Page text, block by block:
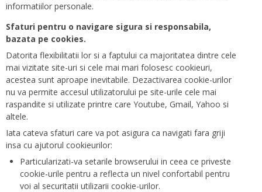
informatiilor personale.
Sfaturi pentru o navigare sigura si responsabila,
bazata pe cookies.
Datorita flexibilitatii lor si a faptului ca majoritatea dintre cele
mai vizitate site-uri si cele mai mari folosesc cookieuri,
acestea sunt aproape inevitabile. Dezactivarea cookie-urilor
nu va permite accesul utilizatorului pe site-urile cele mai
raspandite si utilizate printre care Youtube, Gmail, Yahoo si
altele.
Iata cateva sfaturi care va pot asigura ca navigati fara griji
insa cu ajutorul cookieurilor:
Particularizati-va setarile browserului in ceea ce priveste
cookie-urile pentru a reflecta un nivel confortabil pentru
voi al securitatii utilizarii cookie-urilor.